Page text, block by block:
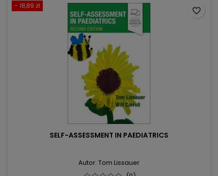
- 18,89 zł
SELF-ASSESSMENT IN PAEDIATRICS
Autor: Tom Lissauer
favorite_border